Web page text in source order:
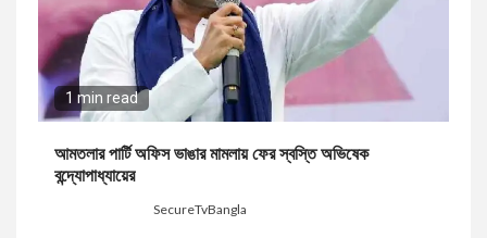
1 min read
আমতলার পার্টি অফিস ভাঙার মামলায় ফের স্বস্তি অভিষেক
বন্দ্যোপাধ্যায়ের
SecureTvBangla